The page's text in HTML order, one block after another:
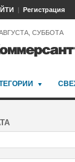
Регистрация
СУББОТА